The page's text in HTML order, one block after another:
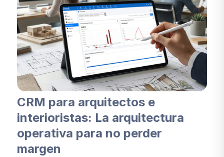
CRM para arquitectos e
interioristas: La arquitectura
operativa para no perder
margen